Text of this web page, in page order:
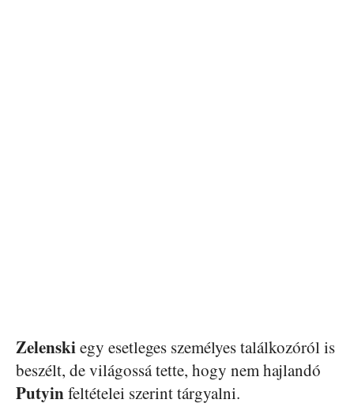
Zelenskiegy esetleges személyes találkozóról is
beszélt, de világossá tette, hogy nem hajlandó
Putyinfeltételei szerint tárgyalni.